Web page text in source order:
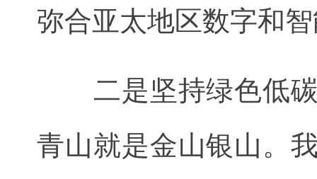
弥合亚太地区数字和
二是坚持绿色低碳
青山就是金山银山。